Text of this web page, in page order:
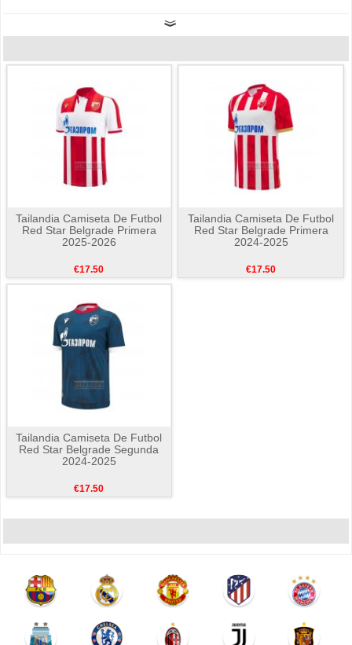
Tailandia Camiseta De Futbol
Red Star Belgrade Primera
2025-2026
€17.50
Tailandia Camiseta De Futbol
Red Star Belgrade Primera
2024-2025
€17.50
Tailandia Camiseta De Futbol
Red Star Belgrade Segunda
2024-2025
€17.50